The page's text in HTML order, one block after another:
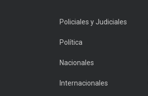
Policiales y Judiciales
Política
Nacionales
Internacionales